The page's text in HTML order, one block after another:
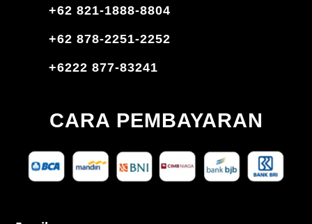
+62 821-1888-8804
+62 878-2251-2252
+6222 877-83241
CARA PEMBAYARAN